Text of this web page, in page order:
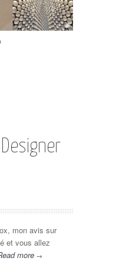
mon avis sur
et vous allez
more →